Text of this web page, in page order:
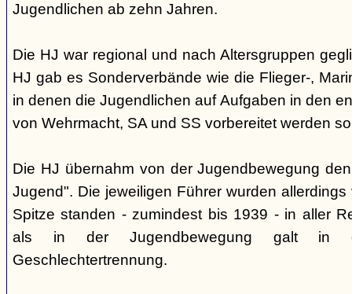
Jugendlichen ab zehn Jahren.
Die HJ war regional und nach Altersgruppen
HJ gab es Sonderverbände wie die Flieger-,
in denen die Jugendlichen auf Aufgaben in den
von Wehrmacht, SA und SS vorbereitet werden
Die HJ übernahm von der Jugendbewegung
Jugend". Die jeweiligen Führer wurden
Spitze standen - zumindest bis 1939 - in aller
als in der Jugendbewegung galt in
Geschlechtertrennung.